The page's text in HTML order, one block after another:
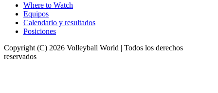
Where to Watch
Equipos
Calendario y resultados
Posiciones
Copyright (C) 2026 Volleyball World | Todos los derechos
reservados